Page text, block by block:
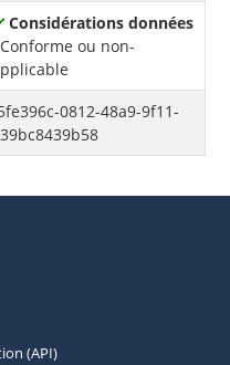
Considérations données
Conforme ou non-
0812-48a9-9f11-
(API)